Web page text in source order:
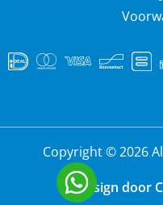
Copyright © 2026
Design door